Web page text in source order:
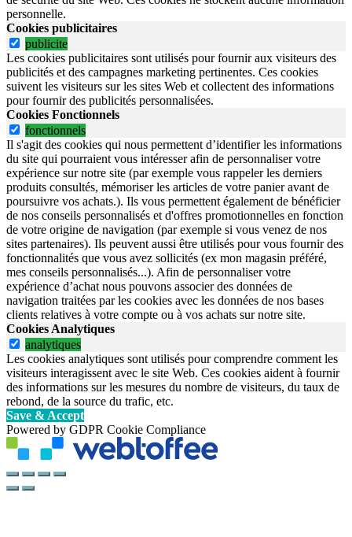
personnelle.
Cookies publicitaires
publicite
Les cookies publicitaires sont utilisés pour fournir aux visiteurs des
publicités et des campagnes marketing pertinentes. Ces cookies
suivent les visiteurs sur les sites Web et collectent des informations
pour fournir des publicités personnalisées.
Cookies Fonctionnels
fonctionnels
Il s'agit des cookies qui nous permettent d’identifier les informations
du site qui pourraient vous intéresser afin de personnaliser votre
expérience sur notre site (par exemple vous rappeler les derniers
produits consultés, mémoriser les articles de votre panier avant de
poursuivre vos achats.). Ils vous permettent également de bénéficier
de nos conseils personnalisés et d'offres promotionnelles en fonction
de votre origine de navigation (par exemple si vous venez de nos
sites partenaires). Ils peuvent aussi être utilisés pour vous fournir des
fonctionnalités que vous avez sollicités (ex mon magasin préféré,
mes conseils personnalisés...). Afin de personnaliser votre
expérience d’achat nous pouvons associer des données de
navigation traitées par les cookies avec les données de nos bases
clients relatives à votre compte ou à vos achats sur notre site.
Cookies Analytiques
analytiques
Les cookies analytiques sont utilisés pour comprendre comment les
visiteurs interagissent avec le site Web. Ces cookies aident à fournir
des informations sur les mesures du nombre de visiteurs, du taux de
rebond, de la source du trafic, etc.
Save & Accept
Powered by GDPR Cookie Compliance